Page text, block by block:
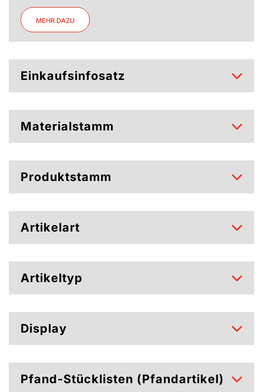
MEHR DAZU
Einkaufsinfosatz
Materialstamm
Produktstamm
Artikelart
Artikeltyp
Display
Pfand-Stücklisten (Pfandartikel)